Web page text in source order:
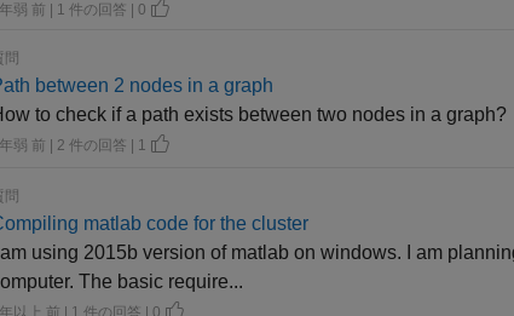
弱 前 | 1 件の回答 | 0
問
between 2 nodes in a graph
to check if a path exists between two nodes in a graph?
弱 前 | 2 件の回答 | 1
問
matlab code for the cluster
I am using 2015b version of matlab on windows. I am
The basic require...